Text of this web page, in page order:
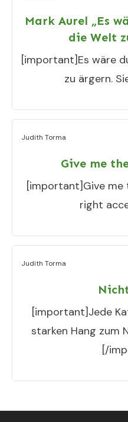
Mark Aurel „Es
die Welt
[important]Es wäre
zu ärgern.
Judith Torma
Give me
[important]Give
right
Judith Torma
[important]Jede
starken Hang zum
[/